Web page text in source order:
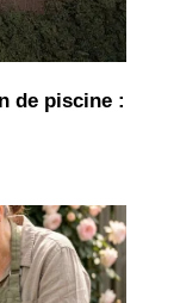
de piscine :